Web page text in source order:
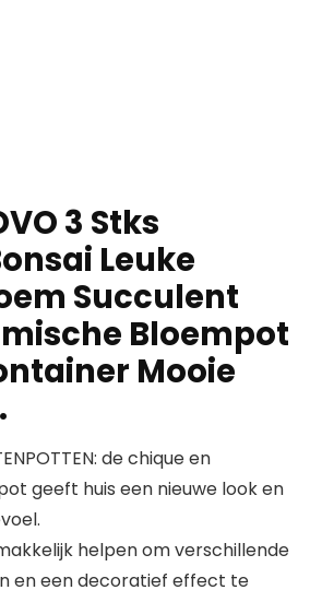
3 Stks
Leuke
Succulent
Bloempot
Mooie
de chique en
geeft huis een nieuwe look en
helpen om verschillende
en een decoratief effect te